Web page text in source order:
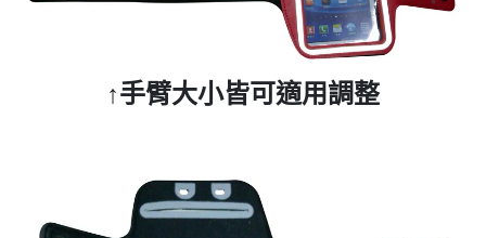
↑手臂大小皆可適用調整